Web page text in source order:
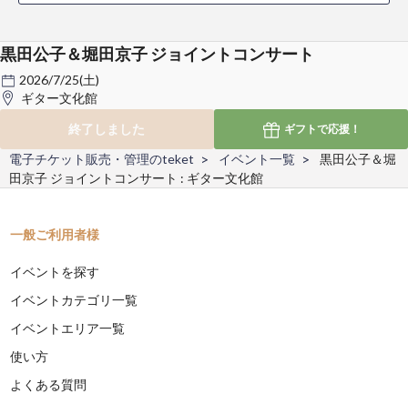
黒田公子＆堀田京子 ジョイントコンサート
2026/7/25(土)
ギター文化館
終了しました
ギフトで応援！
電子チケット販売・管理のteket イベント一覧
黒田公子＆堀
田京子 ジョイントコンサート : ギター文化館
一般ご利用者様
イベントを探す
イベントカテゴリ一覧
イベントエリア一覧
使い方
よくある質問